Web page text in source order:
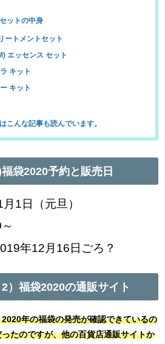
ットの中身
ートメントセット
エッセンス セット
キット
キット
こんな記事も読んでいます。
袋2020予約と販売日
1日（元旦）
年12月16日ごろ？
）福袋2020の通販サイト
年の福袋の発売が確認できているの
たのですが、他の百貨店通販サイトか